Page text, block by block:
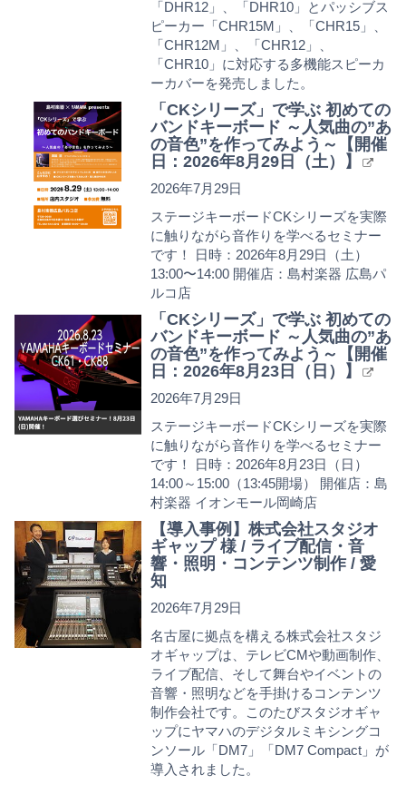
「DHR12」、「DHR10」とパッシブス
ピーカー「CHR15M」、「CHR15」、
「CHR12M」、「CHR12」、
「CHR10」に対応する多機能スピーカ
ーカバーを発売しました。
「CKシリーズ」で学ぶ 初めての
バンドキーボード ～人気曲の”あ
の音色”を作ってみよう～【開催
日：2026年8月29日（土）】
2026年7月29日
ステージキーボードCKシリーズを実際
に触りながら音作りを学べるセミナー
です！ 日時：2026年8月29日（土）
13:00〜14:00 開催店：島村楽器 広島パ
ルコ店
「CKシリーズ」で学ぶ 初めての
バンドキーボード ～人気曲の”あ
の音色”を作ってみよう～【開催
日：2026年8月23日（日）】
2026年7月29日
ステージキーボードCKシリーズを実際
に触りながら音作りを学べるセミナー
です！ 日時：2026年8月23日（日）
14:00～15:00（13:45開場） 開催店：島
村楽器 イオンモール岡崎店
【導入事例】株式会社スタジオ
ギャップ 様 / ライブ配信・音
響・照明・コンテンツ制作 / 愛
知
2026年7月29日
名古屋に拠点を構える株式会社スタジ
オギャップは、テレビCMや動画制作、
ライブ配信、そして舞台やイベントの
音響・照明などを手掛けるコンテンツ
制作会社です。このたびスタジオギャ
ップにヤマハのデジタルミキシングコ
ンソール「DM7」「DM7 Compact」が
導入されました。